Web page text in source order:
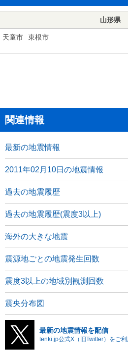
山形県
天童市 東根市
関連情報
最新の地震情報
2011年02月10日の地震情報
過去の地震履歴
過去の地震履歴(震度3以上)
海外の大きな地震
震源地ごとの地震発生回数
震度3以上の地域別観測回数
震央分布図
最新の地震情報を配信
tenki.jp公式X（旧Twitter）をご利